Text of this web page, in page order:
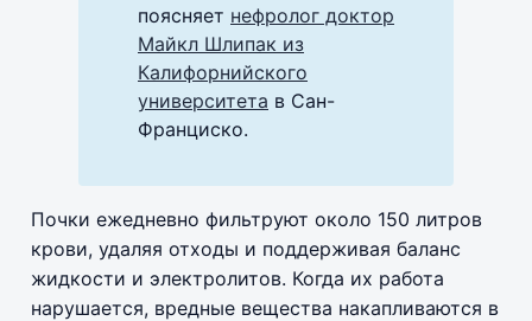
поясняет нефролог доктор
Майкл Шлипак из
Калифорнийского
университета в Сан-
Франциско.
Почки ежедневно фильтруют около 150 литров
крови, удаляя отходы и поддерживая баланс
жидкости и электролитов. Когда их работа
нарушается, вредные вещества накапливаются в